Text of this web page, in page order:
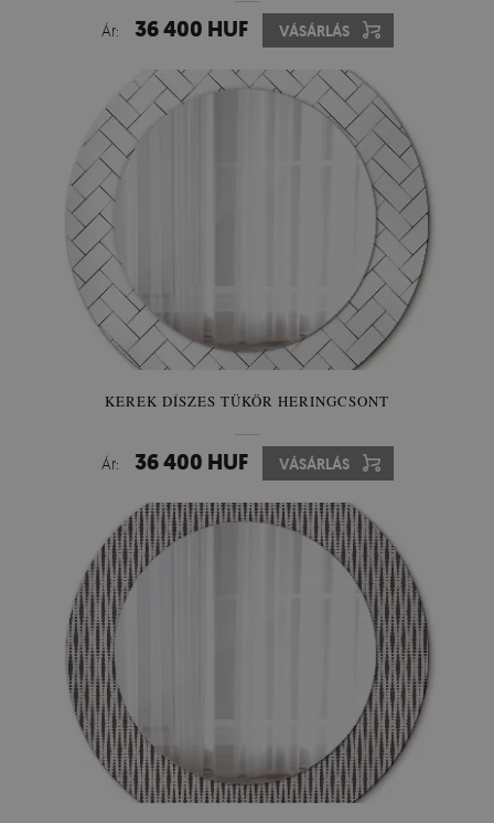
Ár: 36 400 HUF VÁSÁRLÁS
KEREK DÍSZES TÜKÖR HERINGCSONT
Ár: 36 400 HUF VÁSÁRLÁS